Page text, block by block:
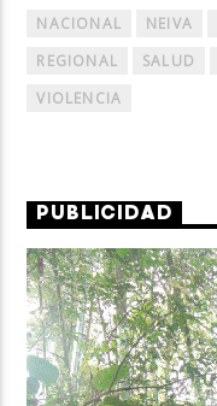
NACIONAL
NEIVA
REGIONAL
SALUD
VIOLENCIA
PUBLICIDAD